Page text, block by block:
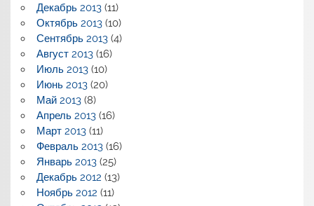
Декабрь 2013(11)
Октябрь 2013(10)
Сентябрь 2013(4)
Август 2013(16)
Июль 2013(10)
Июнь 2013(20)
Май 2013(8)
Апрель 2013(16)
Март 2013(11)
Февраль 2013(16)
Январь 2013(25)
Декабрь 2012 (13)
Ноябрь 2012 (11)